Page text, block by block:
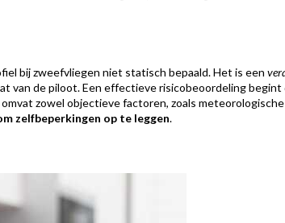
bij zweefvliegen niet statisch bepaald. Het is een
de piloot. Een effectieve risicobeoordeling begint
zowel objectieve factoren, zoals
zelfbeperkingen op te leggen.